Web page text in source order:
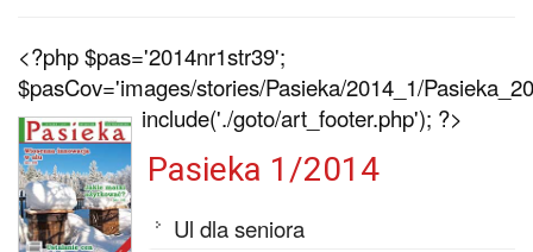
<?php $pas='2014nr1str39';
$pasCov='images/stories/Pasieka/2014_1/
include('./goto/art_footer.php'); ?>
Pasieka 1/2014
Ul dla seniora